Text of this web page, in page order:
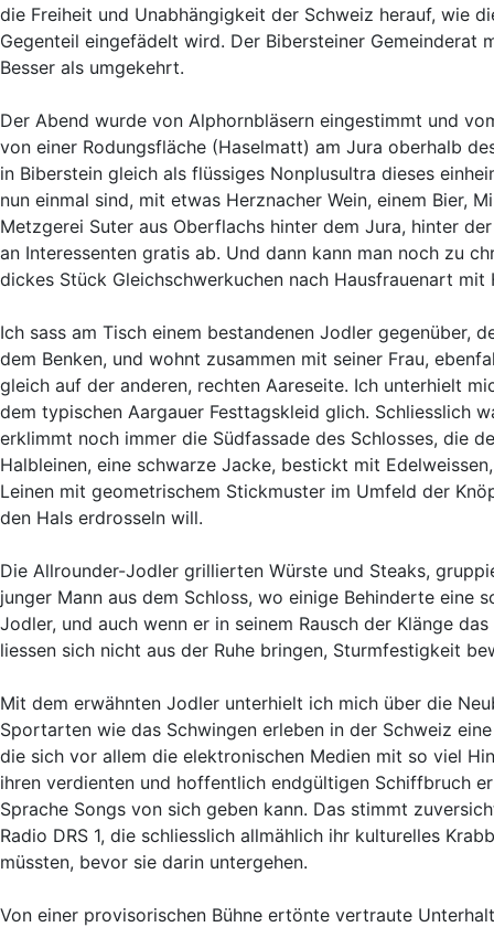
die Freiheit und Unabhängigkeit der Schweiz herauf, wie
Gegenteil eingefädelt wird. Der Bibersteiner
Besser als umgekehrt.
Der Abend wurde von Alphornbläsern eingestimmt und
von einer Rodungsfläche (Haselmatt) am Jura oberhalb
in Biberstein gleich als flüssiges Nonplusultra dieses
nun einmal sind, mit etwas Herznacher Wein, einem Bier,
Metzgerei Suter aus Oberflachs hinter dem Jura, hinter
an Interessenten gratis ab. Und dann kann man noch zu
dickes Stück Gleichschwerkuchen nach Hausfrauenart mit
Ich sass am Tisch einem bestandenen Jodler gegenüber,
dem Benken, und wohnt zusammen mit seiner Frau,
gleich auf der anderen, rechten Aareseite. Ich unterhielt
dem typischen Aargauer Festtagskleid glich. Schliesslich
erklimmt noch immer die Südfassade des Schlosses, die
Halbleinen, eine schwarze Jacke, bestickt mit
Leinen mit geometrischem Stickmuster im Umfeld der
den Hals erdrosseln will.
Die Allrounder-Jodler grillierten Würste und Steaks,
junger Mann aus dem Schloss, wo einige Behinderte
Jodler, und auch wenn er in seinem Rausch der Klänge
liessen sich nicht aus der Ruhe bringen, Sturmfestigkeit
Mit dem erwähnten Jodler unterhielt ich mich über die
Sportarten wie das Schwingen erleben in der Schweiz
die sich vor allem die elektronischen Medien mit so viel
ihren verdienten und hoffentlich endgültigen Schiffbruch
Sprache Songs von sich geben kann. Das stimmt
Radio DRS 1, die schliesslich allmählich ihr kulturelles
müssten, bevor sie darin untergehen.
Von einer provisorischen Bühne ertönte vertraute